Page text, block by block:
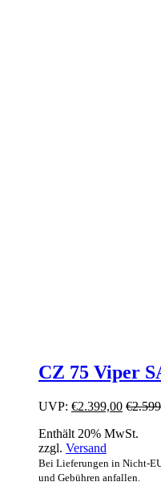
CZ 75 Viper
UVP: €2.399,00 €
Enthält 20% MwSt.
zzgl. Versand
Bei Lieferungen in Nicht-
und Gebühren anfallen.